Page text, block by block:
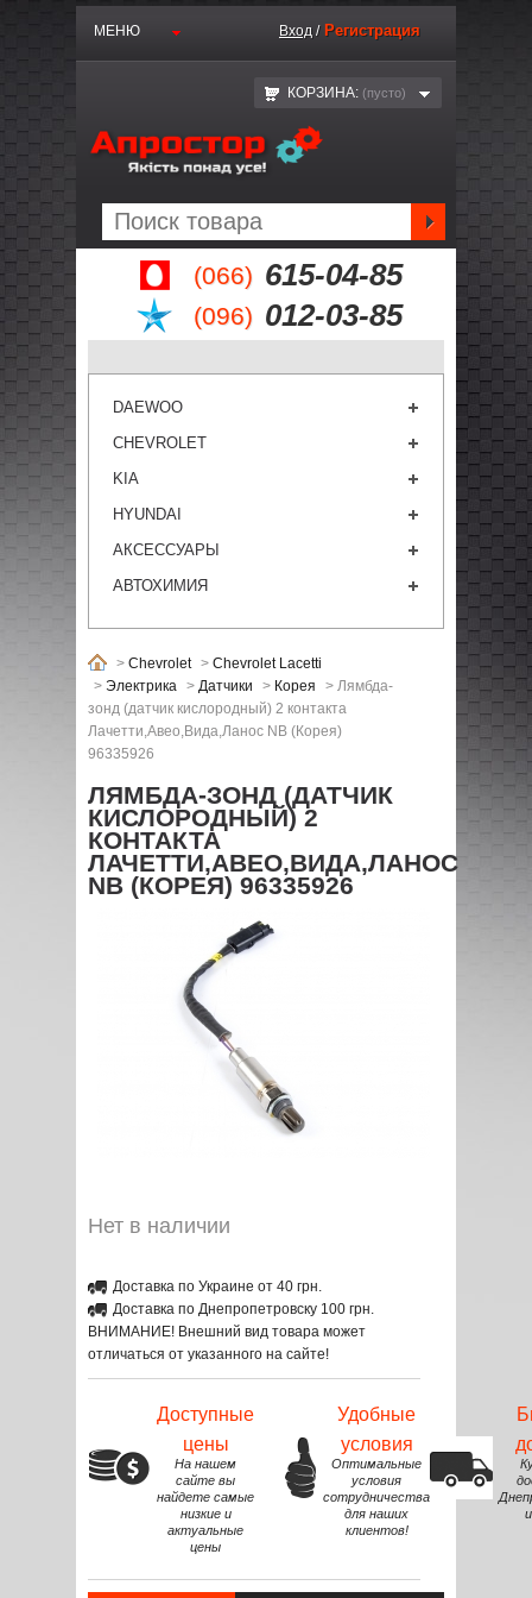
(066) 615-04-85
(096) 012-03-85
МЕНЮ Вход / Регистрация
КОРЗИНА: (пустo)
DAEWOO
CHEVROLET
KIA
HYUNDAI
АКСЕССУАРЫ
АВТОХИМИЯ
> Chevrolet > Chevrolet Lacetti
> Электрика > Датчики > Корея > Лямбда-
зонд (датчик кислородный) 2 контакта
Лачетти,Авео,Вида,Ланос NB (Корея)
96335926
ЛЯМБДА-ЗОНД (ДАТЧИК
КИСЛОРОДНЫЙ) 2
КОНТАКТА
ЛАЧЕТТИ,АВЕО,ВИДА,ЛАНОС
NB (КОРЕЯ) 96335926
Нет в наличии
Доставка по Украине от 40 грн.
Доставка по Днепропетровску 100 грн.
ВНИМАНИЕ! Внешний вид товара может
отличаться от указанного на сайте!
Доступные
цены
На нашем
сайте вы
найдете самые
низкие и
актуальные
цены
Удобные
условия
Оптимальные
условия
сотрудничества
для наших
клиентов!